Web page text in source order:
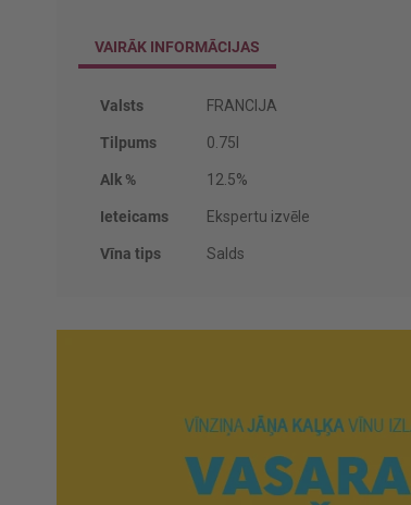
VAIRĀK INFORMĀCIJAS
Vairāk
Valsts FRANCIJA
Tilpums 0.75l
Alk % 12.5%
Ieteicams Ekspertu izvēle
Vīna tips Salds